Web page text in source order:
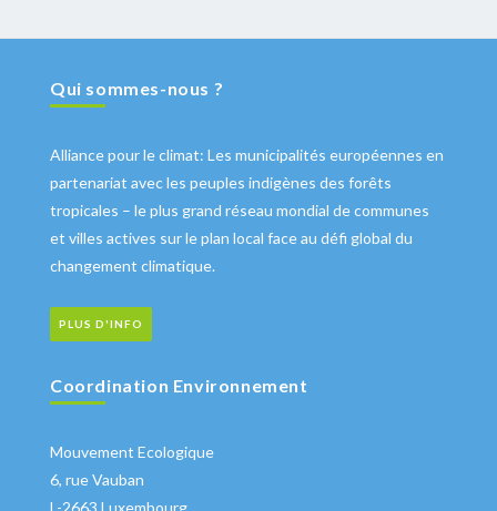
Qui sommes-nous ?
Alliance pour le climat: Les municipalités européennes en
partenariat avec les peuples indigènes des forêts
tropicales – le plus grand réseau mondial de communes
et villes actives sur le plan local face au défi global du
changement climatique.
PLUS D'INFO
Coordination Environnement
Mouvement Ecologique
6, rue Vauban
L-2663 Luxembourg